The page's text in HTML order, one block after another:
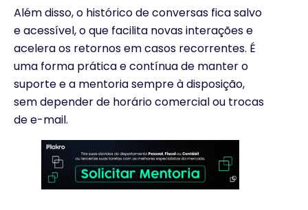
Além disso, o histórico de conversas fica salvo
e acessível, o que facilita novas interações e
acelera os retornos em casos recorrentes. É
uma forma prática e contínua de manter o
suporte e a mentoria sempre à disposição,
sem depender de horário comercial ou trocas
de e-mail.